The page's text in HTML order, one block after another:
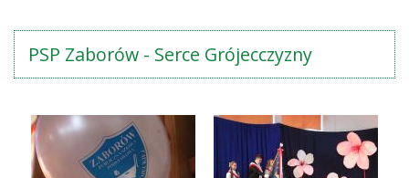
PSP Zaborów - Serce Grójecczyzny